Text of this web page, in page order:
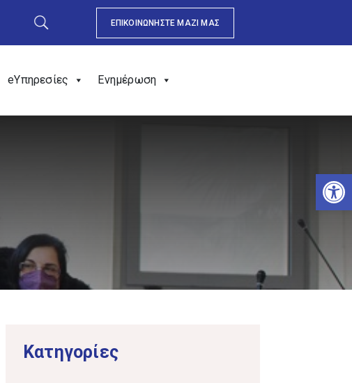
ΕΠΙΚΟΙΝΩΝΗΣΤΕ ΜΑΖΙ ΜΑΣ
eΥπηρεσίες Ενημέρωση
Kατηγορίες